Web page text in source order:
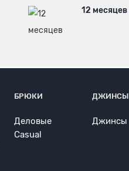
12 месяцев
БРЮКИ
Деловые
Casual
ДЖИНСЫ
Джинсы